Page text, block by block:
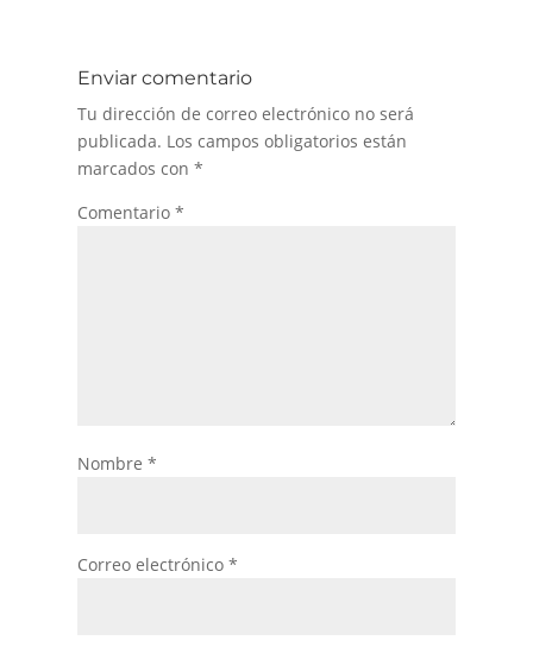
Enviar comentario
Tu dirección de correo electrónico no será
publicada. Los campos obligatorios están
marcados con *
Comentario *
Nombre *
Correo electrónico *